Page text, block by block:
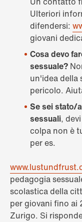
Ulteriori
difendersi:
giovani
Cosa devo
sessuale?
un'idea della
pericolo.
Se sei stato/
sessuali,
colpa non è
per es.
pedagogia
scolastica della
per giovani fino ai
Zurigo. Si